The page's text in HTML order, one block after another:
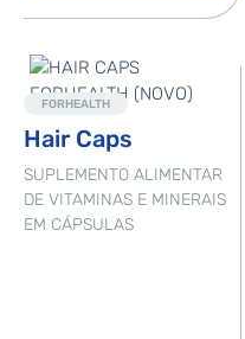
Destaque
FORHEALTH
Hair Caps
SUPLEMENTO ALIMENTAR
DE VITAMINAS E MINERAIS
EM CÁPSULAS